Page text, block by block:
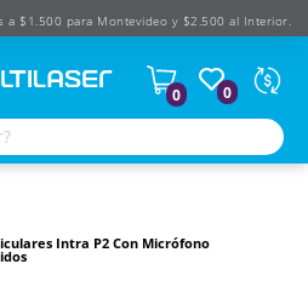
a $1.500 para Montevideo y $2.500 al Interior.
Según
$
0
0
Intra P2 Con Micrófono